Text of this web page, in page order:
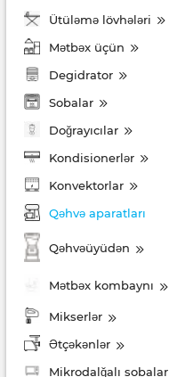
Ütüləmə lövhələri
Mətbəx üçün
Degidrator
Sobalar
Doğrayıcılar
Kondisionerlər
Konvektorlar
Qəhvə aparatları
Qəhvəüyüdən
Mətbəx kombaynı
Mikserlər
Ətçəkənlər
Mikrodalğalı sobalar